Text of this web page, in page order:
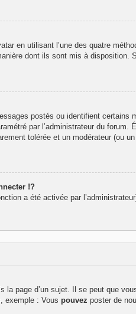
en utilisant l’une des quatre
dont ils sont mis à disposition.
postés ou identifient certains
par l’administrateur du
tolérée et un modérateur (ou
!?
a été activée par
page d’un sujet. Il se peut que
exemple : Vous pouvez poster de